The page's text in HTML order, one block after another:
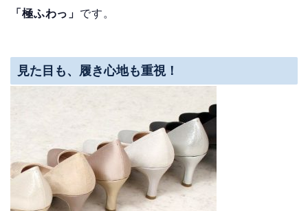
「極ふわっ」 です。
見た目も、履き心地も重視！